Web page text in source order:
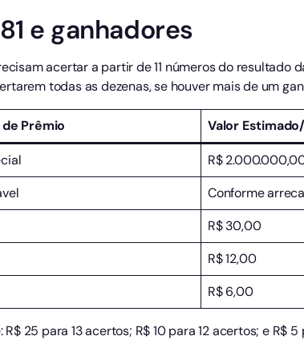
e ganhadores
acertar a partir de 11 números do resultado
todas as dezenas, se houver mais de um
Prêmio Valor
R$
Conforme
R$ 30,00
R$ 12,00
R$ 6,00
25 para 13 acertos; R$ 10 para 12 acertos; e R$ 5